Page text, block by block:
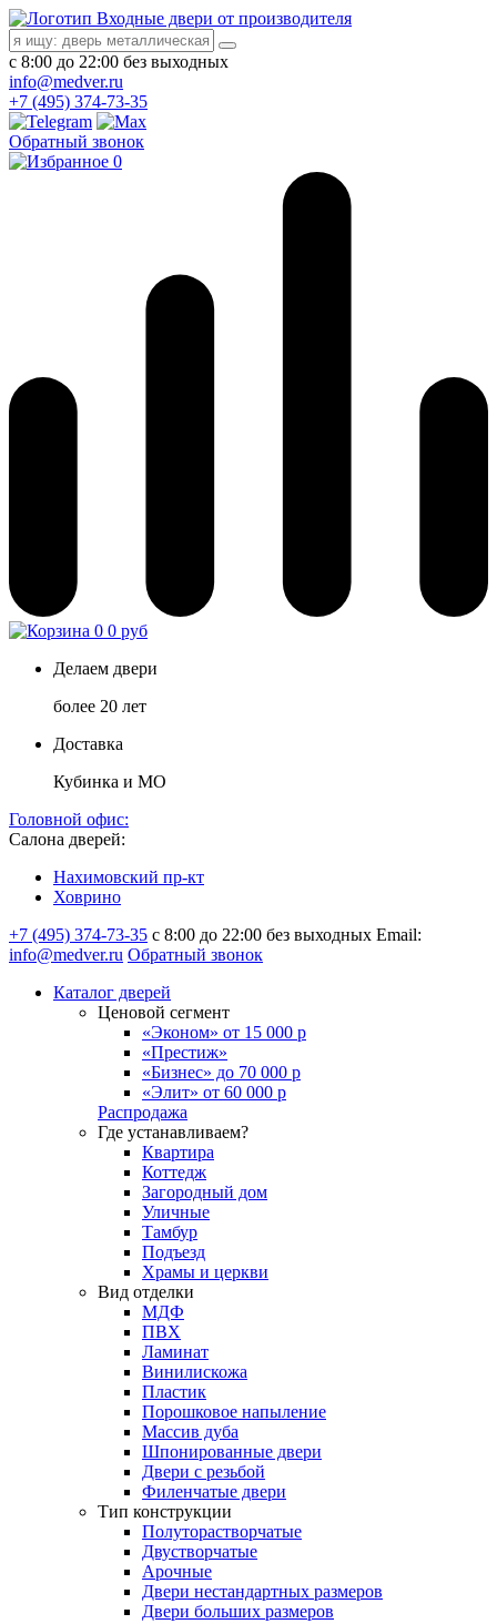
Входные двери от производителя
с 8:00 до 22:00 без выходных
info@medver.ru
+7 (495) 374-73-35
Обратный звонок
0
0 0 руб
Делаем двери
более 20 лет
Доставка
Кубинка и МО
Головной офис:
Салона дверей:
Нахимовский пр-кт
Ховрино
+7 (495) 374-73-35 с 8:00 до 22:00 без выходных Email:
info@medver.ru Обратный звонок
Каталог дверей
Ценовой сегмент
«Эконом» от 15 000 р
«Престиж»
«Бизнес» до 70 000 р
«Элит» от 60 000 р
Распродажа
Где устанавливаем?
Квартира
Коттедж
Загородный дом
Уличные
Тамбур
Подъезд
Храмы и церкви
Вид отделки
МДФ
ПВХ
Ламинат
Винилискожа
Пластик
Порошковое напыление
Массив дуба
Шпонированные двери
Двери с резьбой
Филенчатые двери
Тип конструкции
Полуторастворчатые
Двустворчатые
Арочные
Двери нестандартных размеров
Двери больших размеров